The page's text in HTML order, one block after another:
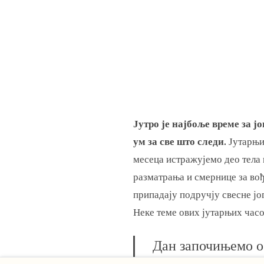
Јутро је најбоље време за
ум за све што следи.
месеца истражујемо део
разматрања и смернице за
припадају подручју свесне
Неке теме ових јутарњих
Дан започињемо